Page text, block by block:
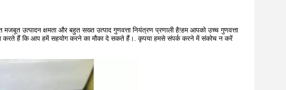
मजबूत उत्पादन क्षमता और बहुत सख्त उत्पाद गुणवत्ता नियंत्रण प्रणाली है!हम आपको उच्च गुणवत्ता
करते हैं कि आप हमें सहयोग करने का मौका दे सकते हैं।. कृपया हमसे संपर्क करने में संकोच न करें